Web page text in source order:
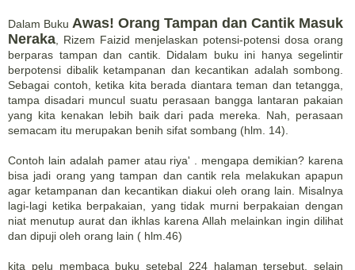
Dalam Buku Awas! Orang Tampan dan Cantik Masuk
Neraka , Rizem Faizid menjelaskan potensi-potensi dosa orang
berparas tampan dan cantik. Didalam buku ini hanya segelintir
berpotensi dibalik ketampanan dan kecantikan adalah sombong.
Sebagai contoh, ketika kita berada diantara teman dan tetangga,
tampa disadari muncul suatu perasaan bangga lantaran pakaian
yang kita kenakan lebih baik dari pada mereka. Nah, perasaan
semacam itu merupakan benih sifat sombang (hlm. 14).
Contoh lain adalah pamer atau riya' . mengapa demikian? karena
bisa jadi orang yang tampan dan cantik rela melakukan apapun
agar ketampanan dan kecantikan diakui oleh orang lain. Misalnya
lagi-lagi ketika berpakaian, yang tidak murni berpakaian dengan
niat menutup aurat dan ikhlas karena Allah melainkan ingin dilihat
dan dipuji oleh orang lain ( hlm.46)
kita pelu membaca buku setebal 224 halaman tersebut. selain